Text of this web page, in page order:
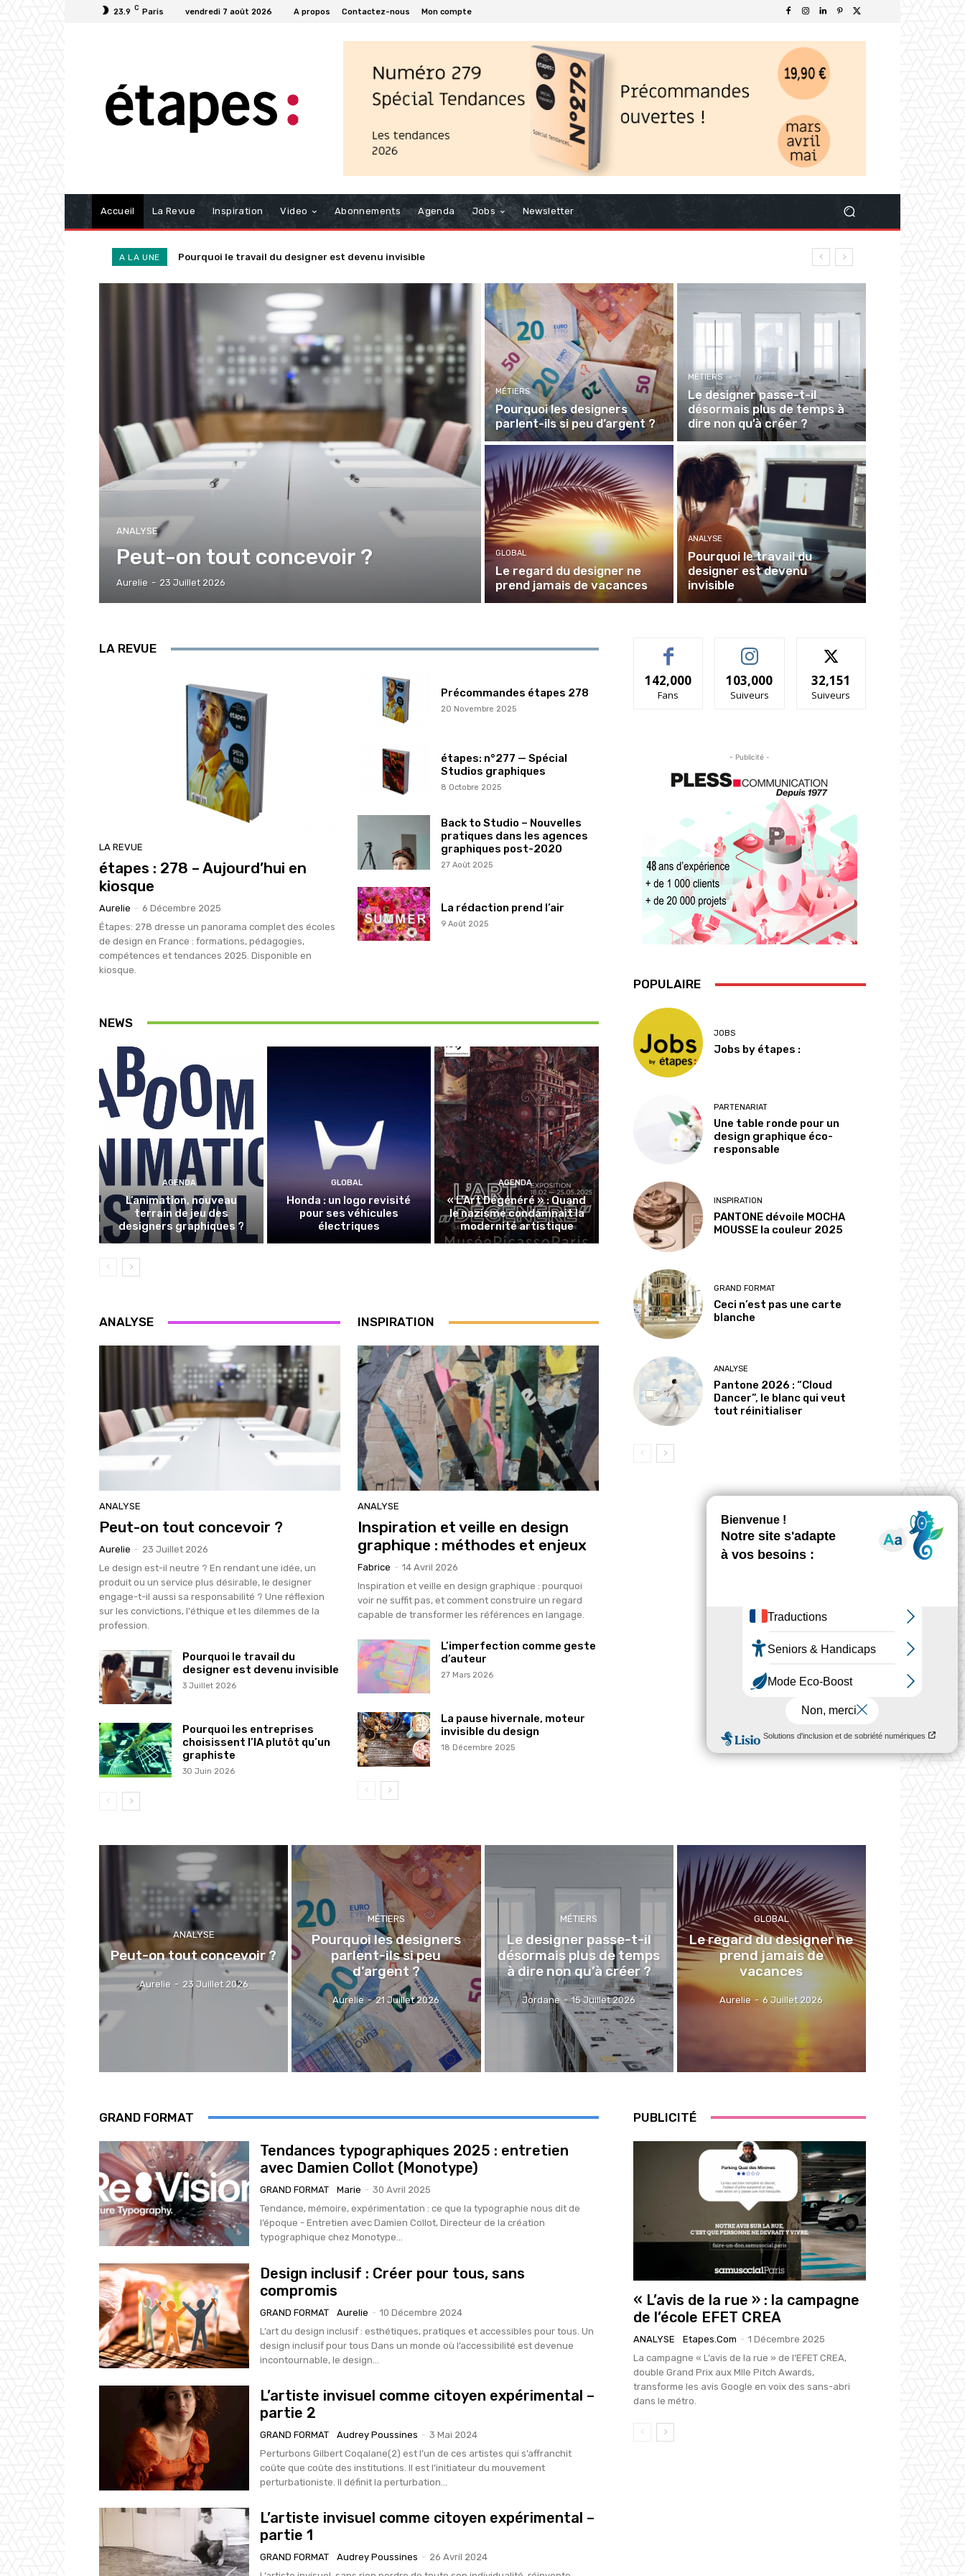
23.9 C Paris vendredi 7 août 2026 A propos Contactez-nous Mon compte
Accueil La Revue Inspiration Video Abonnements Agenda Jobs Newsletter
A LA UNE Peut-on tout concevoir ?
Pourquoi le travail du designer est devenu invisible
ANALYSE
Peut-on tout concevoir ?
Aurelie - 23 Juillet 2026
MÉTIERS
Pourquoi les designers
parlent-ils si peu d’argent ?
MÉTIERS
Le designer passe-t-il
désormais plus de temps à
dire non qu’à créer ?
GLOBAL
Le regard du designer ne
prend jamais de vacances
ANALYSE
Pourquoi le travail du
designer est devenu
invisible
LA REVUE
LA REVUE
étapes : 278 – Aujourd’hui en
kiosque
Aurelie - 6 Décembre 2025
Étapes: 278 dresse un panorama complet des écoles
de design en France : formations, pédagogies,
compétences et tendances 2025. Disponible en
kiosque.
Précommandes étapes 278
20 Novembre 2025
étapes: n°277 — Spécial
Studios graphiques
8 Octobre 2025
Back to Studio – Nouvelles
pratiques dans les agences
graphiques post-2020
27 Août 2025
La rédaction prend l’air
9 Août 2025
NEWS
AGENDA
L’animation, nouveau
terrain de jeu des
designers graphiques ?
GLOBAL
Honda : un logo revisité
pour ses véhicules
électriques
AGENDA
« L’Art Dégénéré » : Quand
le nazisme condamnait la
modernité artistique
ANALYSE
ANALYSE
Peut-on tout concevoir ?
Aurelie - 23 Juillet 2026
Le design est-il neutre ? En rendant une idée, un
produit ou un service plus désirable, le designer
engage-t-il aussi sa responsabilité ? Une réflexion
sur les convictions, l'éthique et les dilemmes de la
profession.
Pourquoi le travail du
designer est devenu invisible
3 Juillet 2026
Pourquoi les entreprises
choisissent l’IA plutôt qu’un
graphiste
30 Juin 2026
INSPIRATION
ANALYSE
Inspiration et veille en design
graphique : méthodes et enjeux
Fabrice - 14 Avril 2026
Inspiration et veille en design graphique : pourquoi
voir ne suffit pas, et comment construire un regard
capable de transformer les références en langage.
L’imperfection comme geste
d’auteur
27 Mars 2026
La pause hivernale, moteur
invisible du design
18 Décembre 2025
142,000
Fans
103,000
Suiveurs
32,151
Suiveurs
- Publicité -
POPULAIRE
JOBS
Jobs by étapes :
PARTENARIAT
Une table ronde pour un
design graphique éco-
responsable
INSPIRATION
PANTONE dévoile MOCHA
MOUSSE la couleur 2025
GRAND FORMAT
Ceci n’est pas une carte
blanche
ANALYSE
Pantone 2026 : “Cloud
Dancer”, le blanc qui veut
tout réinitialiser
ANALYSE
Peut-on tout concevoir ?
Aurelie - 23 Juillet 2026
MÉTIERS
Pourquoi les designers
parlent-ils si peu
d’argent ?
Aurelie - 21 Juillet 2026
MÉTIERS
Le designer passe-t-il
désormais plus de temps
à dire non qu’à créer ?
Jordane - 15 Juillet 2026
GLOBAL
Le regard du designer ne
prend jamais de
vacances
Aurelie - 6 Juillet 2026
GRAND FORMAT
Tendances typographiques 2025 : entretien
avec Damien Collot (Monotype)
GRAND FORMAT Marie - 30 Avril 2025
Tendance, mémoire, expérimentation : ce que la typographie nous dit de
l’époque - Entretien avec Damien Collot, Directeur de la création
typographique chez Monotype...
Design inclusif : Créer pour tous, sans
compromis
GRAND FORMAT Aurelie - 10 Décembre 2024
L’art du design inclusif : esthétiques, pratiques et accessibles pour tous. Un
design inclusif pour tous Dans un monde où l’accessibilité est devenue
incontournable, le design...
L’artiste invisuel comme citoyen expérimental –
partie 2
GRAND FORMAT Audrey Poussines - 3 Mai 2024
Perturbons Gilbert Coqalane(2) est l’un de ces artistes qui s’affranchit
coûte que coûte des institutions. Il est l’initiateur du mouvement
perturbationiste. Il définit la perturbation...
L’artiste invisuel comme citoyen expérimental –
partie 1
GRAND FORMAT Audrey Poussines - 26 Avril 2024
PUBLICITÉ
« L’avis de la rue » : la campagne
de l’école EFET CREA
ANALYSE Etapes.com - 1 Décembre 2025
La campagne « L’avis de la rue » de l’EFET CREA,
double Grand Prix aux Mlle Pitch Awards,
transforme les avis Google en voix des sans-abri
dans le métro.